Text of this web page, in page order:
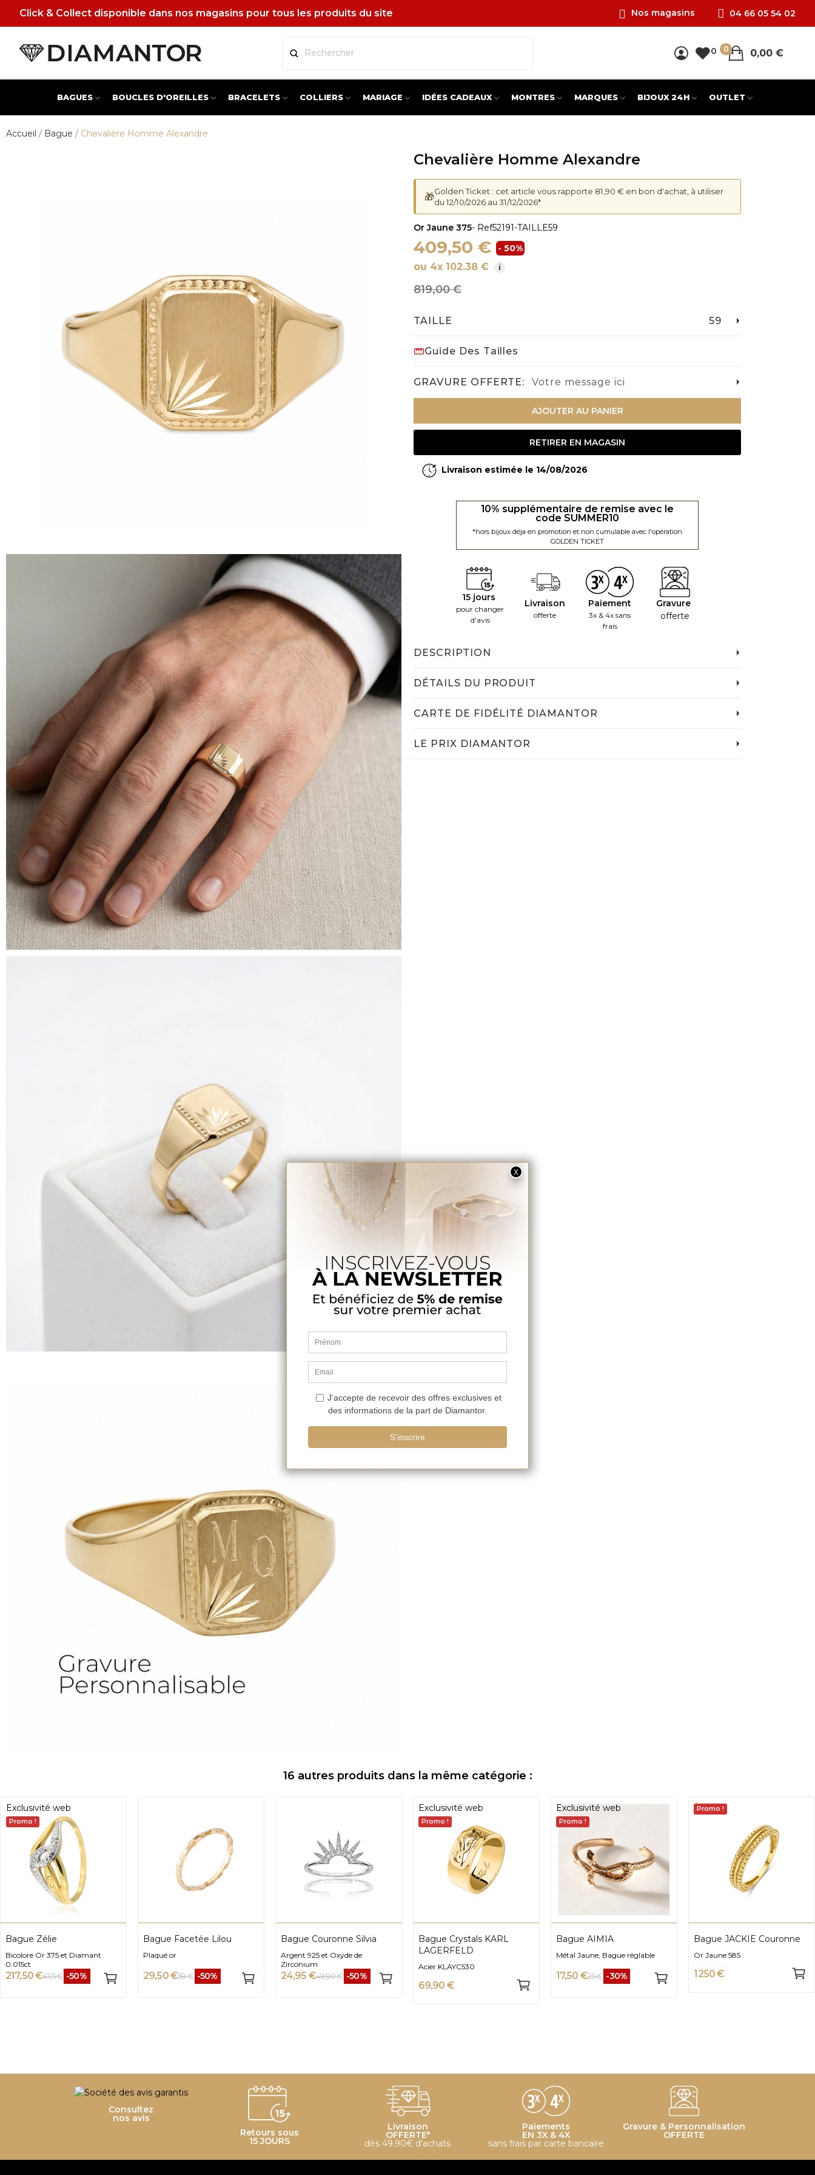
Click & Collect disponible dans nos magasins pour tous les produits du site Nos magasins 04 66 05 54 02
0 0,00 €
0
BAGUES BOUCLES D'OREILLES BRACELETS COLLIERS MARIAGE IDÉES CADEAUX MONTRES MARQUES BIJOUX 24H OUTLET
Accueil Bague Chevalière Homme Alexandre
Chevalière Homme Alexandre
🎁Golden Ticket : cet article vous rapporte 81,90 € en bon d'achat, à utiliser
du 12/10/2026 au 31/12/2026*
Or Jaune 375- Ref52191-TAILLE59
409,50 € - 50%
ou 4x 102.38 € i
819,00 €
TAILLE 59
Guide Des Tailles
GRAVURE OFFERTE: Votre message ici
AJOUTER AU PANIER
RETIRER EN MAGASIN
Livraison estimée le 14/08/2026
10% supplémentaire de remise avec le
code SUMMER10
*hors bijoux déja en promotion et non cumulable avec l'opération
GOLDEN TICKET
15 jours
pour changer
d'avis
Livraison
offerte
Paiement
3x & 4x sans
frais
Gravure
offerte
DESCRIPTION
DÉTAILS DU PRODUIT
CARTE DE FIDÉLITÉ DIAMANTOR
LE PRIX DIAMANTOR
16 autres produits dans la même catégorie :
Exclusivité web
Promo !
Bague Zélie
Bicolore Or 375 et Diamant
0.015ct
217,50 €435 € -50%
Bague Facetée Lilou
Plaqué or
29,50 €59 € -50%
Bague Couronne Silvia
Argent 925 et Oxyde de
Zirconium
24,95 €49,90 € -50%
Exclusivité web
Promo !
Bague Crystals KARL
LAGERFELD
Acier KLAYC530
69,90 €
Exclusivité web
Promo !
Bague AIMIA
Métal Jaune, Bague réglable
17,50 €25 € -30%
Promo !
Bague JACKIE Couronne
Or Jaune 585
1 250 €
Consultez
nos avis
Retours sous
15 JOURS
Livraison
OFFERTE*
dès 49.90€ d'achats
Paiements
EN 3X & 4X
sans frais par carte bancaire
Gravure & Personnalisation
OFFERTE